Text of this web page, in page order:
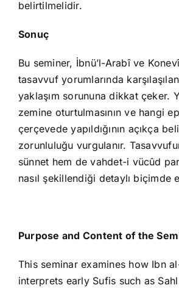
belirtilmelidir.
Sonuç
Bu seminer, İbnü’l-Arabî ve
tasavvuf yorumlarında
yaklaşım sorununa dikkat çeker.
zemine oturtulmasının ve hangi
çerçevede yapıldığının açıkça
zorunluluğu vurgulanır.
sünnet hem de vahdet-i vücûd
nasıl şekillendiği detaylı biçimde
Purpose and Content of the
This seminar examines how Ibn
interprets early Sufis such as